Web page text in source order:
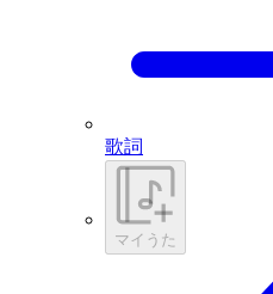
歌詞
マイうた